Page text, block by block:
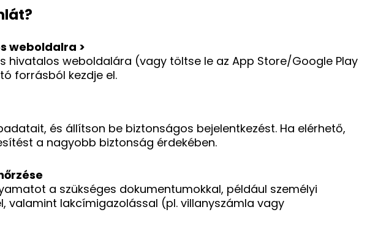
weboldalra >
hivatalos weboldalára (vagy töltse le az App Store/Google Play
forrásból kezdje el.
és állítson be biztonságos bejelentkezést. Ha elérhető,
a nagyobb biztonság érdekében.
a szükséges dokumentumokkal, például személyi
valamint lakcímigazolással (pl. villanyszámla vagy